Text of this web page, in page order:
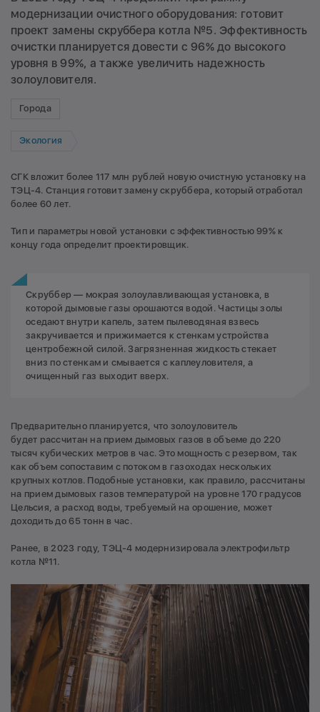
модернизации очистного оборудования: готовит
проект замены скруббера котла №5. Эффективность
очистки планируется довести с 96% до высокого
уровня в 99%, а также увеличить надежность
золоуловителя.
Города
Экология
СГК вложит более 117 млн рублей новую очистную установку на
ТЭЦ-4. Станция готовит замену скруббера, который отработал
более 60 лет.
Тип и параметры новой установки с эффективностью 99% к
концу года определит проектировщик.
Скруббер — мокрая золоулавливающая установка, в
которой дымовые газы орошаются водой. Частицы золы
оседают внутри капель, затем пылеводяная взвесь
закручивается и прижимается к стенкам устройства
центробежной силой. Загрязненная жидкость стекает
вниз по стенкам и смывается с каплеуловителя, а
очищенный газ выходит вверх.
Предварительно планируется, что золоуловитель
будет рассчитан на прием дымовых газов в объеме до 220
тысяч кубических метров в час. Это мощность с резервом, так
как объем сопоставим с потоком в газоходах нескольких
крупных котлов. Подобные установки, как правило, рассчитаны
на прием дымовых газов температурой на уровне 170 градусов
Цельсия, а расход воды, требуемый на орошение, может
доходить до 65 тонн в час.
Ранее, в 2023 году, ТЭЦ-4 модернизировала электрофильтр
котла №11.